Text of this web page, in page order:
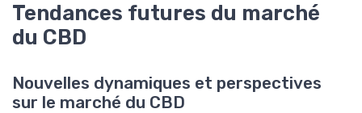
Tendances futures du marché
du CBD
Nouvelles dynamiques et perspectives
sur le marché du CBD